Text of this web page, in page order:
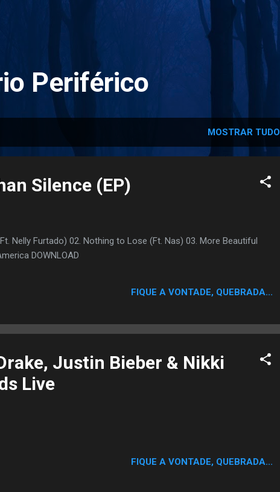
Periférico
MOSTRAR TUDO
Silence (EP)
Nelly Furtado) 02. Nothing to Lose (Ft. Nas) 03. More Beautiful
DOWNLOAD
FIQUE A VONTADE, QUEBRADA...
Justin Bieber & Nikki
Live
FIQUE A VONTADE, QUEBRADA...